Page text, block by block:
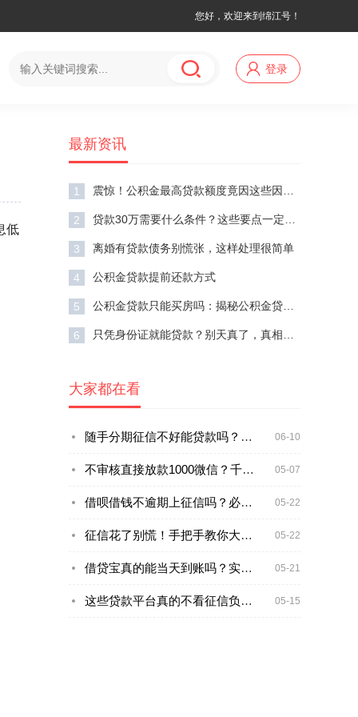
您好，欢迎来到绵江号！
登录
低
最新资讯
1
2
3 离婚有贷款债务别慌张，这样处理很简单
4 公积金贷款提前还款方式
5
6
大家都在看
06-10
随手分期征信不好能贷款吗？实测黑户下款技巧大公开
05-07
不审核直接放款1000微信？千万别急着点！小心这些坑
05-22
借呗借钱不逾期上征信吗？必看的3个征信真相
05-22
征信花了别慌！手把手教你大数据清洗贷款攻略
05-21
借贷宝真的能当天到账吗？实测结果+避坑指南
05-15
这些贷款平台真的不看征信负债？